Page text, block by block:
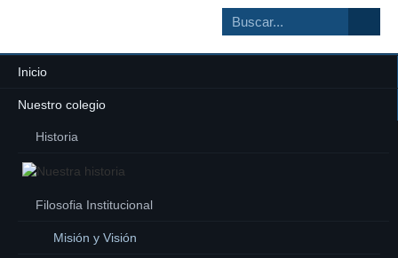
Inicio
Nuestro colegio
Historia
Filosofia Institucional
Misión y Visión